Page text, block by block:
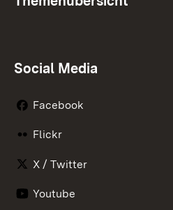
Social Media
Facebook
Flickr
X / Twitter
Youtube